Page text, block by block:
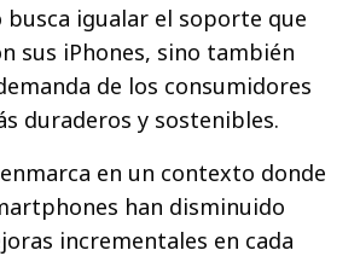
igualar el soporte que
sus iPhones, sino también
de los consumidores
duraderos y sostenibles.
en un contexto donde
han disminuido
incrementales en cada